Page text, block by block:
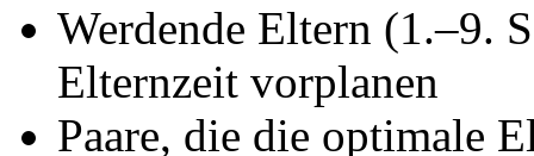
Werdende Eltern (1.–9.
Elternzeit vorplanen
Paare, die die optimale